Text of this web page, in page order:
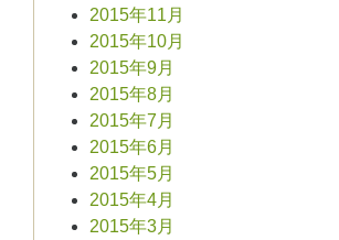
2015年11月
2015年10月
2015年9月
2015年8月
2015年7月
2015年6月
2015年5月
2015年4月
2015年3月